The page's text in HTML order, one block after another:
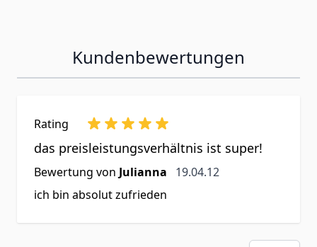
Kundenbewertungen
Rating
das preisleistungsverhältnis ist super!
Bewertung von Julianna 19. April 2012
19.04.12
ich bin absolut zufrieden